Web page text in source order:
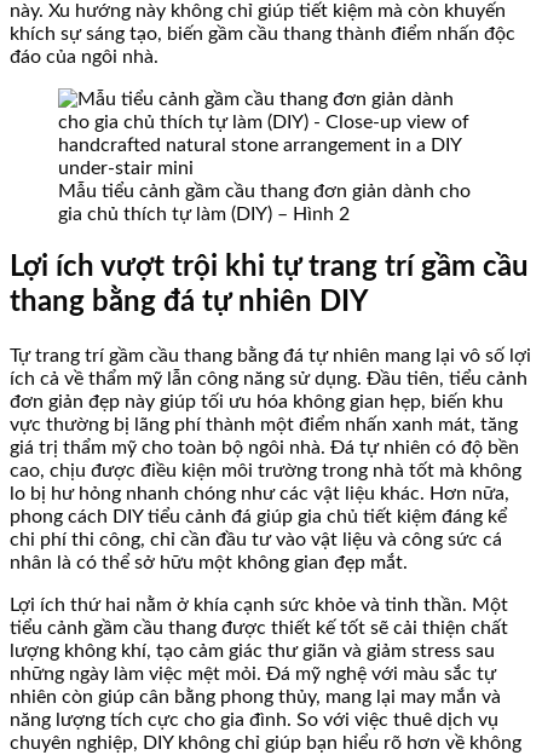
này. Xu hướng này không chỉ giúp tiết kiệm mà còn khuyến
khích sự sáng tạo, biến gầm cầu thang thành điểm nhấn độc
đáo của ngôi nhà.
Mẫu tiểu cảnh gầm cầu thang đơn giản dành cho
gia chủ thích tự làm (DIY) – Hình 2
Lợi ích vượt trội khi tự trang trí gầm cầu
thang bằng đá tự nhiên DIY
Tự trang trí gầm cầu thang bằng đá tự nhiên mang lại vô số lợi
ích cả về thẩm mỹ lẫn công năng sử dụng. Đầu tiên, tiểu cảnh
đơn giản đẹp này giúp tối ưu hóa không gian hẹp, biến khu
vực thường bị lãng phí thành một điểm nhấn xanh mát, tăng
giá trị thẩm mỹ cho toàn bộ ngôi nhà. Đá tự nhiên có độ bền
cao, chịu được điều kiện môi trường trong nhà tốt mà không
lo bị hư hỏng nhanh chóng như các vật liệu khác. Hơn nữa,
phong cách DIY tiểu cảnh đá giúp gia chủ tiết kiệm đáng kể
chi phí thi công, chỉ cần đầu tư vào vật liệu và công sức cá
nhân là có thể sở hữu một không gian đẹp mắt.
Lợi ích thứ hai nằm ở khía cạnh sức khỏe và tinh thần. Một
tiểu cảnh gầm cầu thang được thiết kế tốt sẽ cải thiện chất
lượng không khí, tạo cảm giác thư giãn và giảm stress sau
những ngày làm việc mệt mỏi. Đá mỹ nghệ với màu sắc tự
nhiên còn giúp cân bằng phong thủy, mang lại may mắn và
năng lượng tích cực cho gia đình. So với việc thuê dịch vụ
chuyên nghiệp, DIY không chỉ giúp bạn hiểu rõ hơn về không